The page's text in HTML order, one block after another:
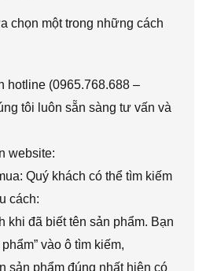
chọn một trong những cách
hotline (0965.768.688 –
tôi luôn sẵn sàng tư vấn và
website:
Quý khách có thể tìm kiếm
cách:
khi đã biết tên sản phẩm. Bạn
vào ô tìm kiếm,
sản phẩm đúng nhất hiện có